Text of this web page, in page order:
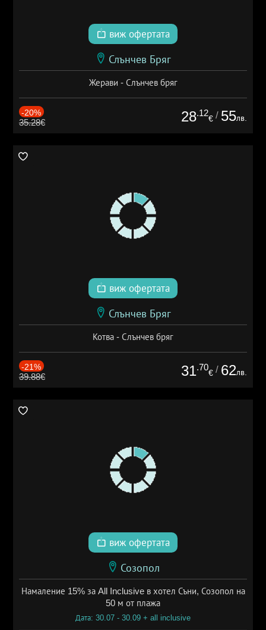
виж офертата
Слънчев Бряг
Жерави - Слънчев бряг
-20%
35.28€ 28.12
€ / 55лв.
виж офертата
Слънчев Бряг
Котва - Слънчев бряг
-21%
39.88€ 31.70
€ / 62лв.
виж офертата
Созопол
Намаление 15% за All Inclusive в хотел Съни, Созопол на
50 м от плажа
Дата: 30.07 - 30.09 + all inclusive